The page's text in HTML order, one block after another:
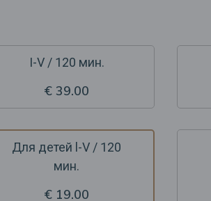
I-V / 120 мин.
€ 39.00
Для детей l-V / 120
мин.
€ 19.00